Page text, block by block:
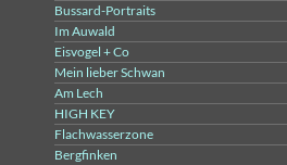
Bussard-Portraits
Im Auwald
Eisvogel + Co
Mein lieber Schwan
Am Lech
HIGH KEY
Flachwasserzone
Bergfinken